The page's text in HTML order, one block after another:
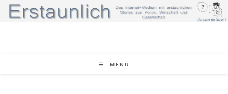
Zum
Inhalt
MENÜ